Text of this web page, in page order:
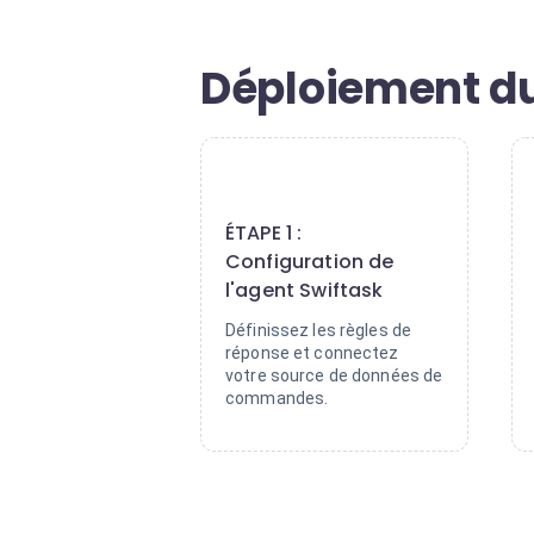
Déploiement
ÉTAPE 1 :
Configuration de
l'agent Swiftask
Définissez les règles de
réponse et connectez
votre source de données de
commandes.